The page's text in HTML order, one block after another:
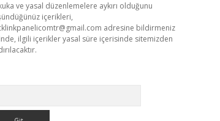
ve yasal düzenlemelere aykırı olduğunu
içerikleri,
adresine bildirmeniz
ilgili içerikler yasal süre içerisinde sitemizden